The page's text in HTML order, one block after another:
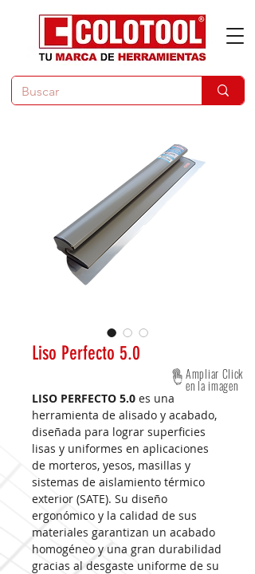
Liso Perfecto 5.0
LISO PERFECTO 5.0 es una
herramienta de alisado y acabado,
diseñada para lograr superficies
lisas y uniformes en aplicaciones
de morteros, yesos, masillas y
sistemas de aislamiento térmico
exterior (SATE). Su diseño
ergonómico y la calidad de sus
materiales garantizan un acabado
homogéneo y una gran durabilidad
gracias al desgaste uniforme de su
Ampliar Click
en la imagen